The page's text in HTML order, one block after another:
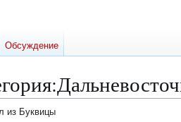
:
из Буквицы
Обсуждение